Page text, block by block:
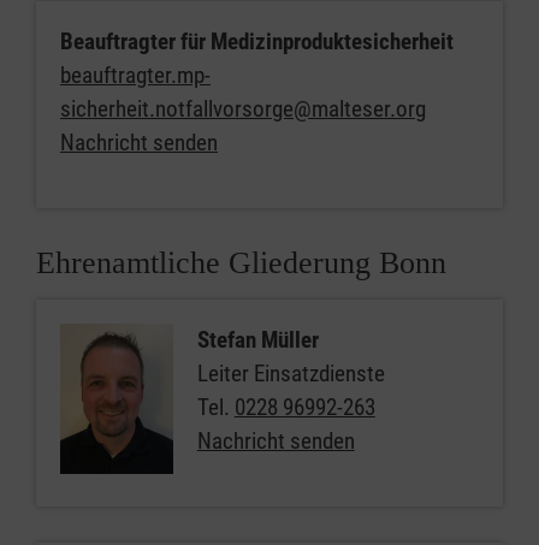
Beauftragter für Medizinproduktesicherheit
beauftragter.mp-
sicherheit.notfallvorsorge@malteser.org
Nachricht senden
Ehrenamtliche Gliederung Bonn
Stefan Müller
Leiter Einsatzdienste
Tel. 0228 96992-263
Nachricht senden